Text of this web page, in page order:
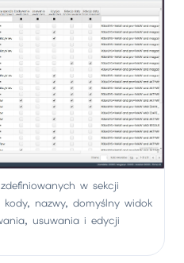
w sekcji
nazwy, domyślny widok
usuwania i edycji